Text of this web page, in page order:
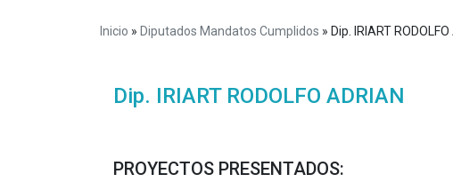
Inicio » Diputados Mandatos Cumplidos » Dip. IRIART RODOLFO
Dip. IRIART RODOLFO ADRIAN
PROYECTOS PRESENTADOS: